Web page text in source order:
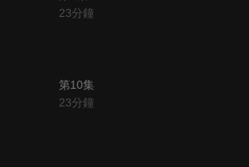
23分鐘
第10集
23分鐘